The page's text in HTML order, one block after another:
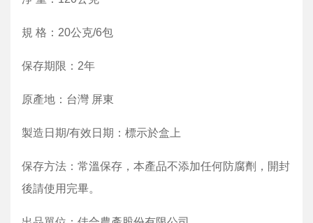
規 格：20公克/6包
保存期限：2年
原產地：台灣 屏東
製造日期/有效日期：標示於盒上
保存方法：常溫保存，本產品不添加任何防腐劑，開封
後請使用完畢。